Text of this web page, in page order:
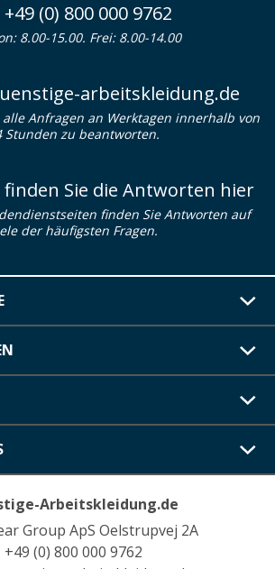
+49 (0) 800 000 9762
8.00-15.00. Frei: 8.00-14.00
arbeitskleidung.de
Anfragen an Werktagen innerhalb von
Stunden zu beantworten.
finden Sie die Antworten hier
finden Sie Antworten auf
der häufigsten Fragen.
Arbeitskleidung.de
Group ApS Oelstrupvej 2A
+49 (0) 800 000 9762